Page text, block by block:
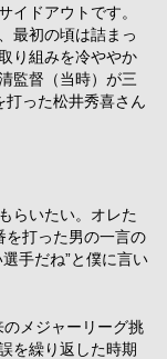
イドアウトです。
最初の頃は詰まっ
り組みを冷ややか
監督（当時）が三
打った松井秀喜さん
らいたい。オレた
を打った男の一言の
手だね”と僕に言い
メジャーリーグ挑
を繰り返した時期